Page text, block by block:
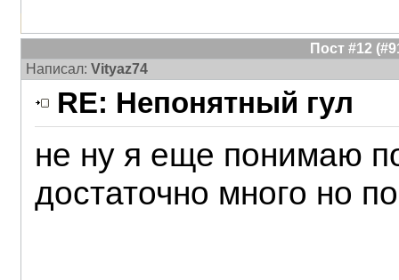
Пост #12
Написал: Vityaz74
RE: Непонятный гул
не ну я еще понимаю
достаточно много но